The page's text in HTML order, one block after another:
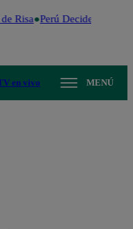
Risa Perú Decide 2026
en vivo MENÚ